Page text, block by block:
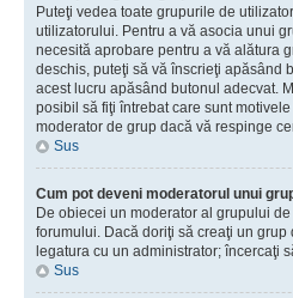
Puteţi vedea toate grupurile de
utilizatorului. Pentru a vă asocia unui
necesită aprobare pentru a vă alătura
deschis, puteţi să vă înscrieţi apăsând
acest lucru apăsând butonul adecvat.
posibil să fiţi întrebat care sunt
moderator de grup dacă vă respinge
Sus
Cum pot deveni moderatorul unui
De obiecei un moderator al grupului
forumului. Dacă doriţi să creaţi un
legatura cu un administrator; încercaţi
Sus